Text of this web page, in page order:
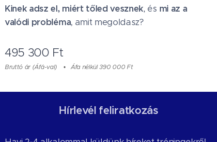
Kinek adsz el, miért tőled vesznek, és mi az a
valódi probléma, amit megoldasz?
495 300 Ft
Bruttó ár (Áfá-val) Áfa nélkül 390 000 Ft
Hírlevél feliratkozás